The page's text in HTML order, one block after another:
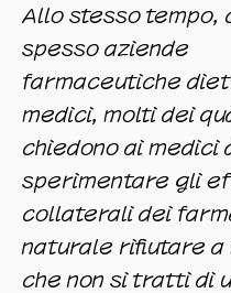
Allo stesso tempo,
spesso aziende
farmaceutiche
medici, molti dei
chiedono ai medici
sperimentare gli
collaterali dei
naturale rifiutare a
che non si tratti di